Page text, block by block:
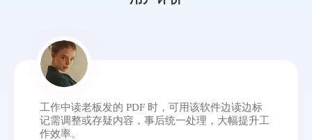
工作中读老板发的 PDF 时，可用该软件边读边标
记需调整或存疑内容，事后统一处理，大幅提升工
作效率。